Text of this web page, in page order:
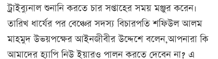
ট্রাইব্যুনাল শুনানি করতে চার সপ্তাহের সময় মঞ্জুর করেন।
তারিখ ধার্যের পর বেঞ্চের সদস্য বিচারপতি শফিউল আলম
মাহমুদ উভয়পক্ষের আইনজীবীর উদ্দেশে বলেন,আপনারা কি
আমাদের হ্যাপি নিউ ইয়ারও পালন করতে দেবেন না? এ